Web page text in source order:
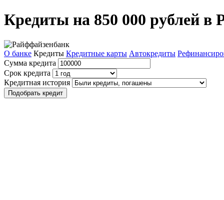
Кредиты на 850 000 рублей в
О банке Кредиты Кредитные карты Автокредиты
Сумма кредита
Срок кредита
Кредитная история
Подобрать кредит